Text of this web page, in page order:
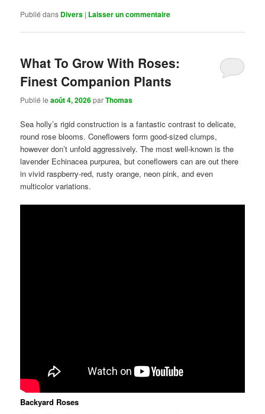
Publié dans Divers | Laisser un commentaire
What To Grow With Roses:
Finest Companion Plants
Publié leaoût 4, 2026parThomas
Sea holly’s rigid construction is a fantastic contrast to delicate,
round rose blooms. Coneflowers form good-sized clumps,
however don’t unfold aggressively. The most well-known is the
lavender Echinacea purpurea, but coneflowers can are out there
in vivid raspberry-red, rusty orange, neon pink, and even
multicolor variations.
Backyard Roses